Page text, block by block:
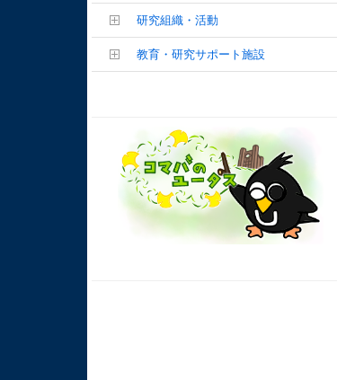
研究組織・活動
教育・研究サポート施設